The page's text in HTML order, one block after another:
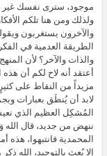
موجود، سترى نفسك غير
ولذلك ومن هنا تلكم
والآخرون يستغربون
الطريقة العدمية في
والذات والآخر؟ لأن
أعتقد أنه لاح لكم أن
مزيداً من النقاط على
لابد أن يُنطَق بعبارات
المُشكِل العظيم الذي
ننهض من جديد، قال الله
المحمدية فانتبهوا، هذه
إلا بُعِث بالتوحيد، الله